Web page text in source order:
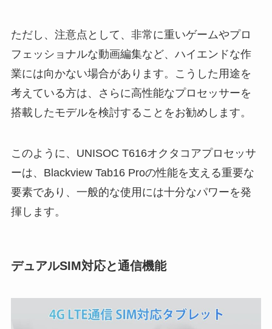
ただし、注意点として、非常に重いゲームやプロ
フェッショナルな動画編集など、ハイエンドな作
業には向かない場合があります。こうした用途を
考えている方は、さらに高性能なプロセッサーを
搭載したモデルを検討することをお勧めします。
このように、UNISOC T616オクタコアプロセッサ
ーは、Blackview Tab16 Proの性能を支える重要な
要素であり、一般的な使用には十分なパワーを発
揮します。
デュアルSIM対応と通信機能